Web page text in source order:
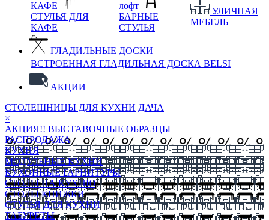
КАФЕ
СТУЛЬЯ ДЛЯ
КАФЕ
лофт
БАРНЫЕ
СТУЛЬЯ
УЛИЧНАЯ
МЕБЕЛЬ
ГЛАДИЛЬНЫЕ ДОСКИ
ВСТРОЕННАЯ ГЛАДИЛЬНАЯ ДОСКА BELSI
АКЦИИ
СТОЛЕШНИЦЫ ДЛЯ КУХНИ ДАЧА
×
АКЦИЯ!! ВЫСТАВОЧНЫЕ ОБРАЗЦЫ
РАСПРОДАЖА
КУХНЯ
МОДУЛЬНЫЕ КУХНИ
КУХОННЫЕ ГАРНИТУРЫ
СТОЛЫ НА КУХНЮ
СТОЛЫ КНИЖКИ
СТУЛЬЯ ДЛЯ КУХНИ
ТАБУРЕТЫ